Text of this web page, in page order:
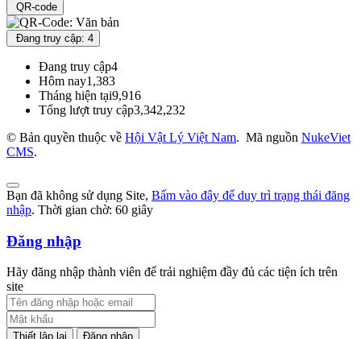
QR-code
Đang truy cập: 4
Đang truy cập4
Hôm nay1,383
Tháng hiện tại9,916
Tổng lượt truy cập3,342,232
© Bản quyền thuộc về Hội Vật Lý Việt Nam. Mã nguồn NukeViet
CMS.
Bạn đã không sử dụng Site, Bấm vào đây để duy trì trạng thái đăng
nhập. Thời gian chờ: 60 giây
Đăng nhập
Hãy đăng nhập thành viên để trải nghiệm đầy đủ các tiện ích trên
site
Đăng nhập